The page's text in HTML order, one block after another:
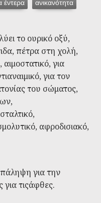
έντερα ανικανότητα
το ουρικό οξύ,
πέτρα στη χολή,
για
για τον
του σώματος,
αφροδισιακό,
για την
τιςάφθες.